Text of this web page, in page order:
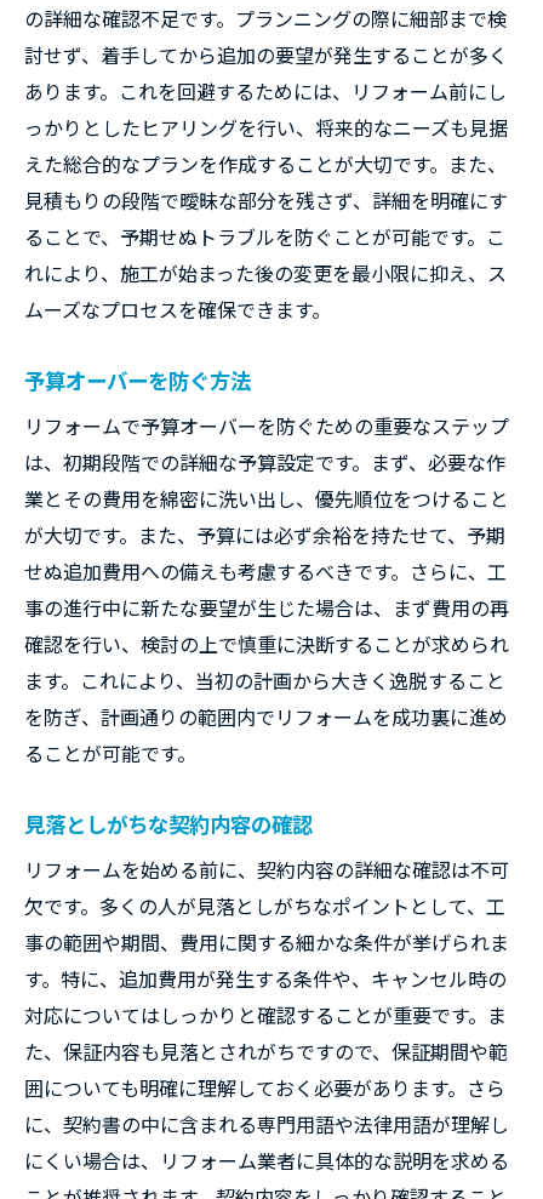
の詳細な確認不足です。プランニングの際に細部まで検
討せず、着手してから追加の要望が発生することが多く
あります。これを回避するためには、リフォーム前にし
っかりとしたヒアリングを行い、将来的なニーズも見据
えた総合的なプランを作成することが大切です。また、
見積もりの段階で曖昧な部分を残さず、詳細を明確にす
ることで、予期せぬトラブルを防ぐことが可能です。こ
れにより、施工が始まった後の変更を最小限に抑え、ス
ムーズなプロセスを確保できます。
予算オーバーを防ぐ方法
リフォームで予算オーバーを防ぐための重要なステップ
は、初期段階での詳細な予算設定です。まず、必要な作
業とその費用を綿密に洗い出し、優先順位をつけること
が大切です。また、予算には必ず余裕を持たせて、予期
せぬ追加費用への備えも考慮するべきです。さらに、工
事の進行中に新たな要望が生じた場合は、まず費用の再
確認を行い、検討の上で慎重に決断することが求められ
ます。これにより、当初の計画から大きく逸脱すること
を防ぎ、計画通りの範囲内でリフォームを成功裏に進め
ることが可能です。
見落としがちな契約内容の確認
リフォームを始める前に、契約内容の詳細な確認は不可
欠です。多くの人が見落としがちなポイントとして、工
事の範囲や期間、費用に関する細かな条件が挙げられま
す。特に、追加費用が発生する条件や、キャンセル時の
対応についてはしっかりと確認することが重要です。ま
た、保証内容も見落とされがちですので、保証期間や範
囲についても明確に理解しておく必要があります。さら
に、契約書の中に含まれる専門用語や法律用語が理解し
にくい場合は、リフォーム業者に具体的な説明を求める